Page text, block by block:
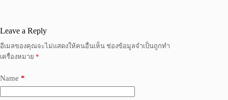
Leave a Reply
อีเมลของคุณจะไม่แสดงให้คนอื่นเห็น ช่องข้อมูลจำเป็นถูกทำ
เครื่องหมาย *
Name *